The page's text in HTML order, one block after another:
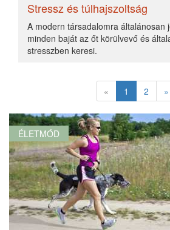
2016. December 19.
Aki nem alszik, magas vérnyomásos lesz
2017. Március 19.